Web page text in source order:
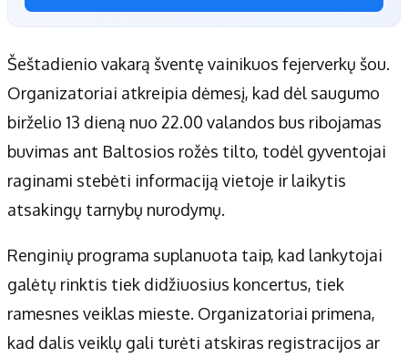
Šeštadienio vakarą šventę vainikuos fejerverkų šou.
Organizatoriai atkreipia dėmesį, kad dėl saugumo
birželio 13 dieną nuo 22.00 valandos bus ribojamas
buvimas ant Baltosios rožės tilto, todėl gyventojai
raginami stebėti informaciją vietoje ir laikytis
atsakingų tarnybų nurodymų.
Renginių programa suplanuota taip, kad lankytojai
galėtų rinktis tiek didžiuosius koncertus, tiek
ramesnes veiklas mieste. Organizatoriai primena,
kad dalis veiklų gali turėti atskiras registracijos ar